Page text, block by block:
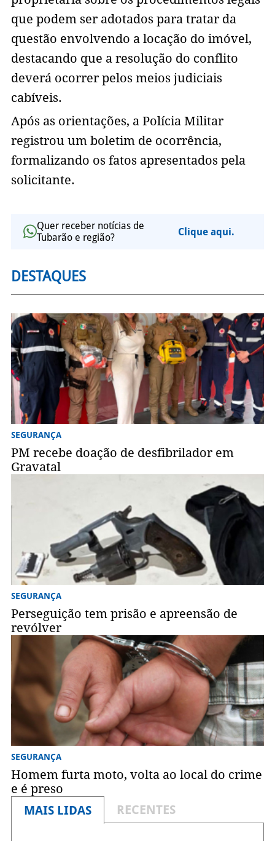
que podem ser adotados para tratar da
questão envolvendo a locação do imóvel,
destacando que a resolução do conflito
deverá ocorrer pelos meios judiciais
cabíveis.
Após as orientações, a Polícia Militar
registrou um boletim de ocorrência,
formalizando os fatos apresentados pela
solicitante.
Quer receber notícias de
Tubarão e região?
Clique aqui.
DESTAQUES
SEGURANÇA
PM recebe doação de desfibrilador em
Gravatal
SEGURANÇA
Perseguição tem prisão e apreensão de
revólver
SEGURANÇA
Homem furta moto, volta ao local do crime
e é preso
MAIS LIDAS
RECENTES